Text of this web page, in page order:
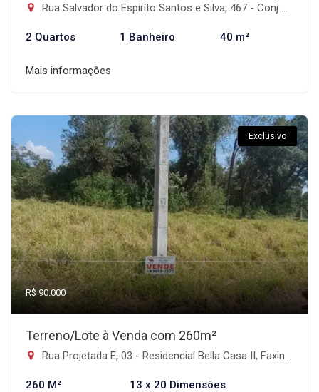
Rua Salvador do Espiríto Santos e Silva, 467 - Conj Habitacional Padre João Carlos Araújo, Faxinal-PR
2 Quartos 1 Banheiro 40 m²
Mais informações
Exclusivo
R$ 90.000
Terreno/Lote à Venda com 260m²
Rua Projetada E, 03 - Residencial Bella Casa II, Faxinal-PR
260 M² 13 x 20 Dimensões